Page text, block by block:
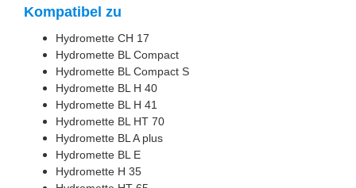
Kompatibel zu
Hydromette CH 17
Hydromette BL Compact
Hydromette BL Compact S
Hydromette BL H 40
Hydromette BL H 41
Hydromette BL HT 70
Hydromette BL A plus
Hydromette BL E
Hydromette H 35